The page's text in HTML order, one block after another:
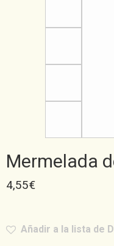
Mermelada
4,55€
Añadir a la lista de